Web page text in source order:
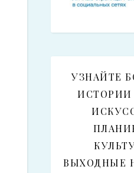
УЗНАЙТЕ
ИСТОРИИ
ВЫХОДНЫЕ